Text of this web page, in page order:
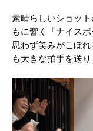
素晴らしいショッ
もに響く「ナイス
思わず笑みがこぼ
も大きな拍手を送り